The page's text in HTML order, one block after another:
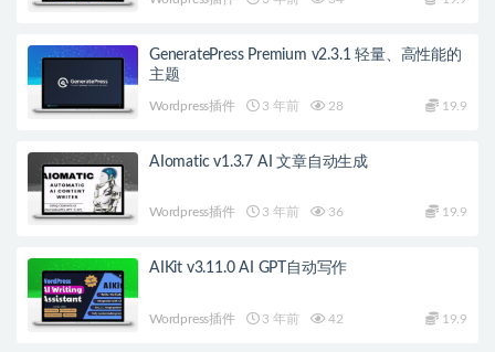
GeneratePress Premium v2.3.1 轻量、高性能的
主题
Wordpress插件 3 年前 28 19.9
AIomatic v1.3.7 AI 文章自动生成
Wordpress插件 3 年前 36 19.9
AIKit v3.11.0 AI GPT自动写作
Wordpress插件 3 年前 42 19.9